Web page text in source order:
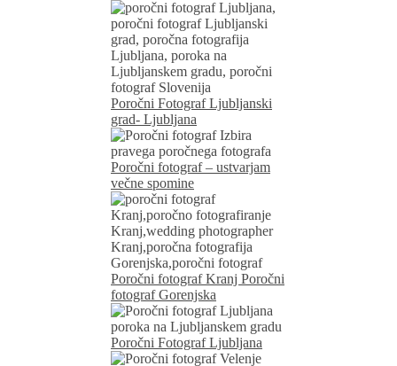
Poročni Fotograf Ljubljanski
grad- Ljubljana
Poročni fotograf – ustvarjam
večne spomine
Poročni fotograf Kranj Poročni
fotograf Gorenjska
Poročni Fotograf Ljubljana